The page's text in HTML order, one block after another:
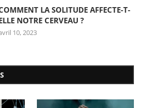
LA SOLITUDE AFFECTE-T-
NOTRE CERVEAU ?
10, 2023